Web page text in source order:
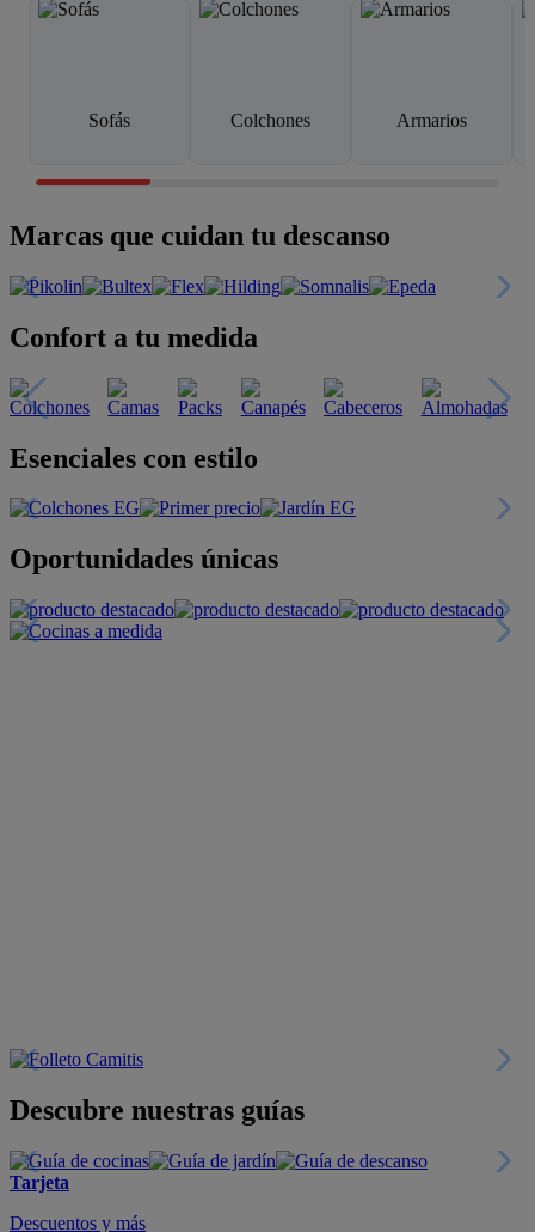
Sofás Colchones Armarios
Marcas que cuidan tu descanso
Confort a tu medida
Esenciales con estilo
Oportunidades únicas
Descubre nuestras guías
Tarjeta
Descuentos y más